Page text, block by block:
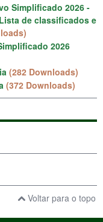
Simplificado 2026 -
de classificados e
2026
(282 Downloads)
(372 Downloads)
Voltar para o topo